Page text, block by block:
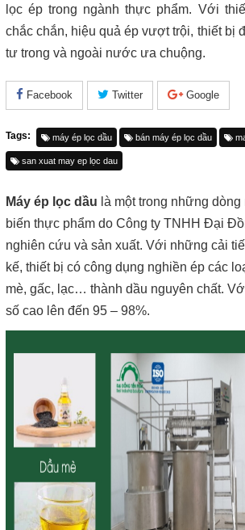
lọc ép trong ngành thực phẩm. Với
chắc chắn, hiệu quả ép vượt trội, thiết bị
tư trong và ngoài nước ưa chuộng.
Facebook Twitter Google
Tags: máy ép lọc dầu bán máy ép lọc dầu
san xuat may ep lọc dau
Máy ép lọc dầu là một trong những
biến thực phẩm do Công ty TNHH Đại
nghiên cứu và sản xuất. Với những cải
kế, thiết bị có công dụng nghiền ép các
mè, gấc, lạc… thành dầu nguyên chất.
số cao lên đến 95 – 98%.